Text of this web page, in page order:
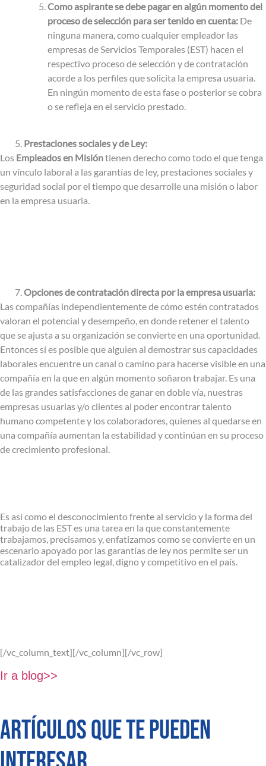
Como aspirante se debe pagar en algún momento del
proceso de selección para ser tenido en cuenta: De
ninguna manera, como cualquier empleador las
empresas de Servicios Temporales (EST) hacen el
respectivo proceso de selección y de contratación
acorde a los perfiles que solicita la empresa usuaria.
En ningún momento de esta fase o posterior se cobra
o se refleja en el servicio prestado.
Prestaciones sociales y de Ley:
Los Empleados en Misióntienen derecho como todo el que tenga
un vínculo laboral a las garantías de ley, prestaciones sociales y
seguridad social por el tiempo que desarrolle una misión o labor
en la empresa usuaria.
Opciones de contratación directa por la empresa usuaria:
Las compañías independientemente de cómo estén contratados
valoran el potencial y desempeño, en donde retener el talento
que se ajusta a su organización se convierte en una oportunidad.
Entonces sí es posible que alguien al demostrar sus capacidades
laborales encuentre un canal o camino para hacerse visible en una
compañía en la que en algún momento soñaron trabajar. Es una
de las grandes satisfacciones de ganar en doble vía, nuestras
empresas usuarias y/o clientes al poder encontrar talento
humano competente y los colaboradores, quienes al quedarse en
una compañía aumentan la estabilidad y continúan en su proceso
de crecimiento profesional.
Es así como el desconocimiento frente al servicio y la forma del
trabajo de las EST es una tarea en la que constantemente
trabajamos, precisamos y, enfatizamos como se convierte en un
escenario apoyado por las garantías de ley nos permite ser un
catalizador del empleo legal, digno y competitivo en el país.
[/vc_column_text][/vc_column][/vc_row]
Ir a blog>>
ARTÍCULOS QUE TE PUEDEN